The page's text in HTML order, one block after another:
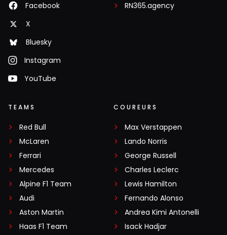
Facebook
X
Bluesky
Instagram
YouTube
RN365.agency
TEAMS
Red Bull
McLaren
Ferrari
Mercedes
Alpine F1 Team
Audi
Aston Martin
Haas F1 Team
COUREURS
Max Verstappen
Lando Norris
George Russell
Charles Leclerc
Lewis Hamilton
Fernando Alonso
Andrea Kimi Antonelli
Isack Hadjar